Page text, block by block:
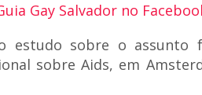
Gay Salvador no
estudo sobre o assunto
sobre Aids, em